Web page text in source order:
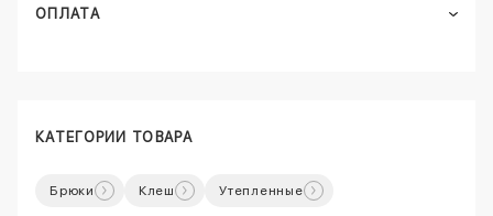
ОПЛАТА
КАТЕГОРИИ ТОВАРА
Брюки Клеш Утепленные